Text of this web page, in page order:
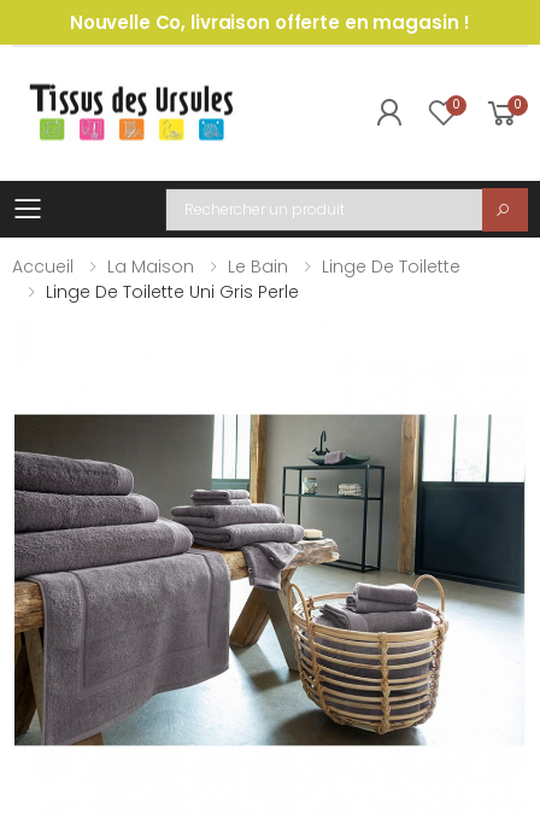
Nouvelle Co, livraison offerte en magasin !
0 0
Toggle mobile menu
Recherche
Accueil
La Maison Le Bain
Linge De Toilette
Linge De Toilette Uni Gris Perle